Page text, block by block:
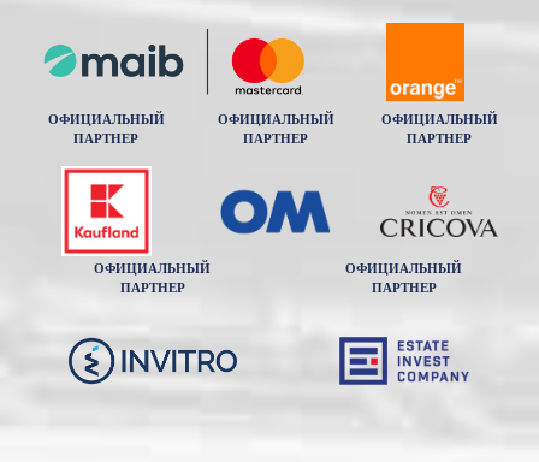
ОФИЦИАЛЬНЫЙ
ПАРТНЕР
ОФИЦИАЛЬНЫЙ
ПАРТНЕР
ОФИЦИАЛЬНЫЙ
ПАРТНЕР
ОФИЦИАЛЬНЫЙ
ПАРТНЕР
ОФИЦИАЛЬНЫЙ
ПАРТНЕР